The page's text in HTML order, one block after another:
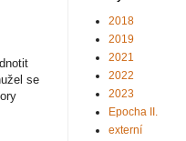
se
2018
2019
2021
2022
2023
Epocha II.
externí